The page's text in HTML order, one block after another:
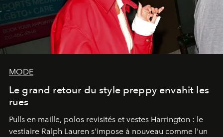
MODE
Le grand retour du style preppy envahit les
rues
Pulls en maille, polos revisités et vestes Harrington : le
vestiaire Ralph Lauren s'impose à nouveau comme l'un